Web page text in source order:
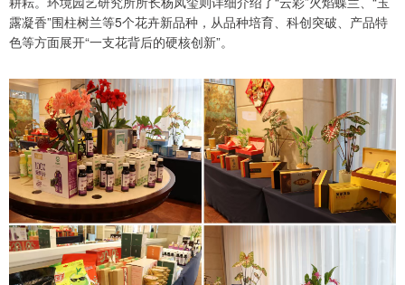
露凝香”围柱树兰等5个花卉新品种，从品种培育、科创突破、产品特
色等方面展开“一支花背后的硬核创新”。